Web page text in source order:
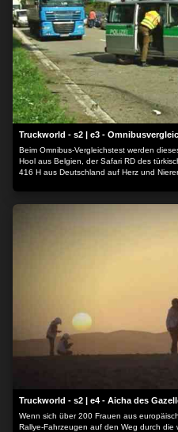
Truckworld - s2 | e3 -
Beim Omnibus-Vergleichstest werden
Hool aus Belgien, der Safari RD des
416 H aus Deutschland auf Herz und
Truckworld - s2 | e4 - Aicha des
Wenn sich über 200 Frauen aus
Rallye-Fahrzeugen auf den Weg durch die